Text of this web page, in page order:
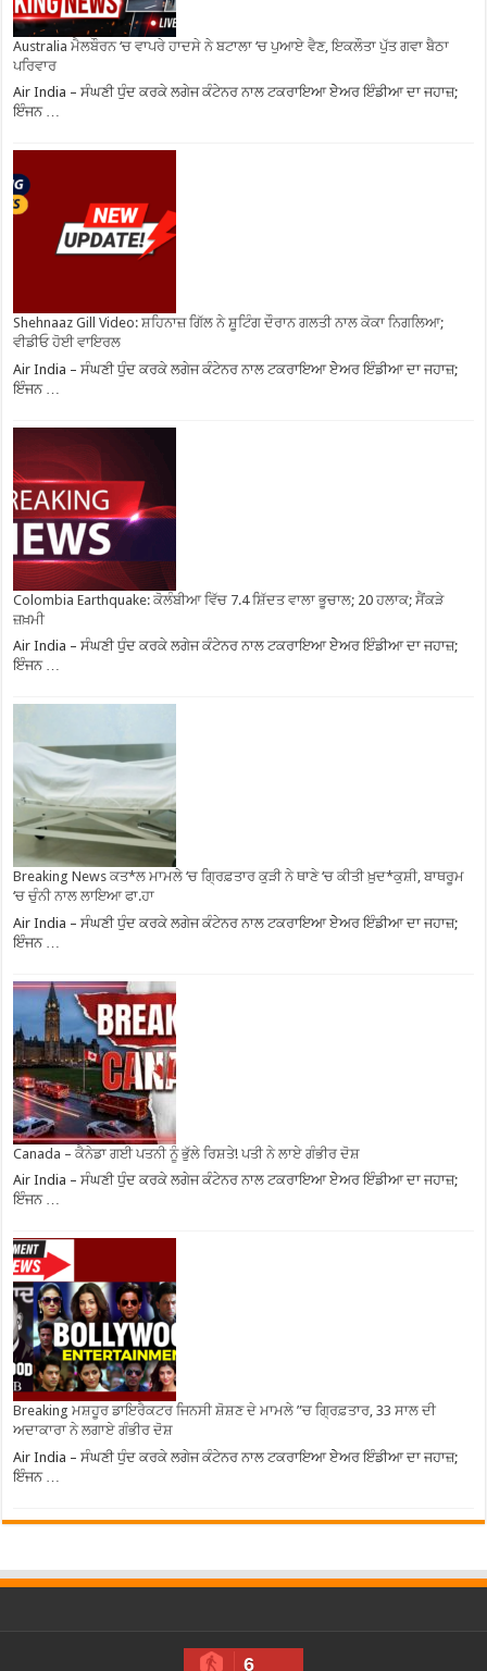
Australia ਮੈਲਬੌਰਨ ‘ਚ ਵਾਪਰੇ ਹਾਦਸੇ ਨੇ ਬਟਾਲਾ ‘ਚ ਪੁਆਏ ਵੈਣ, ਇਕਲੌਤਾ ਪੁੱਤ ਗਵਾ ਬੈਠਾ
ਪਰਿਵਾਰ
Air India – ਸੰਘਣੀ ਧੁੰਦ ਕਰਕੇ ਲਗੇਜ ਕੰਟੇਨਰ ਨਾਲ ਟਕਰਾਇਆ ਏੇਅਰ ਇੰਡੀਆ ਦਾ ਜਹਾਜ਼;
ਇੰਜਨ …
Shehnaaz Gill Video: ਸ਼ਹਿਨਾਜ਼ ਗਿੱਲ ਨੇ ਸ਼ੂਟਿੰਗ ਦੌਰਾਨ ਗਲਤੀ ਨਾਲ ਕੋਕਾ ਨਿਗਲਿਆ;
ਵੀਡੀਓ ਹੋਈ ਵਾਇਰਲ
Air India – ਸੰਘਣੀ ਧੁੰਦ ਕਰਕੇ ਲਗੇਜ ਕੰਟੇਨਰ ਨਾਲ ਟਕਰਾਇਆ ਏੇਅਰ ਇੰਡੀਆ ਦਾ ਜਹਾਜ਼;
ਇੰਜਨ …
Colombia Earthquake: ਕੋਲੰਬੀਆ ਵਿੱਚ 7.4 ਸ਼ਿੱਦਤ ਵਾਲਾ ਭੂਚਾਲ; 20 ਹਲਾਕ; ਸੈਂਕੜੇ
ਜ਼ਖ਼ਮੀ
Air India – ਸੰਘਣੀ ਧੁੰਦ ਕਰਕੇ ਲਗੇਜ ਕੰਟੇਨਰ ਨਾਲ ਟਕਰਾਇਆ ਏੇਅਰ ਇੰਡੀਆ ਦਾ ਜਹਾਜ਼;
ਇੰਜਨ …
Breaking News ਕਤ*ਲ ਮਾਮਲੇ ‘ਚ ਗ੍ਰਿਫ਼ਤਾਰ ਕੁੜੀ ਨੇ ਥਾਣੇ ‘ਚ ਕੀਤੀ ਖ਼ੁਦ*ਕੁਸ਼ੀ, ਬਾਥਰੂਮ
‘ਚ ਚੁੰਨੀ ਨਾਲ ਲਾਇਆ ਫਾ.ਹਾ
Air India – ਸੰਘਣੀ ਧੁੰਦ ਕਰਕੇ ਲਗੇਜ ਕੰਟੇਨਰ ਨਾਲ ਟਕਰਾਇਆ ਏੇਅਰ ਇੰਡੀਆ ਦਾ ਜਹਾਜ਼;
ਇੰਜਨ …
Canada – ਕੈਨੇਡਾ ਗਈ ਪਤਨੀ ਨੂੰ ਭੁੱਲੇ ਰਿਸ਼ਤੇ! ਪਤੀ ਨੇ ਲਾਏ ਗੰਭੀਰ ਦੋਸ਼
Air India – ਸੰਘਣੀ ਧੁੰਦ ਕਰਕੇ ਲਗੇਜ ਕੰਟੇਨਰ ਨਾਲ ਟਕਰਾਇਆ ਏੇਅਰ ਇੰਡੀਆ ਦਾ ਜਹਾਜ਼;
ਇੰਜਨ …
Breaking ਮਸ਼ਹੂਰ ਡਾਇਰੈਕਟਰ ਜਿਨਸੀ ਸ਼ੋਸ਼ਣ ਦੇ ਮਾਮਲੇ ”ਚ ਗ੍ਰਿਫ਼ਤਾਰ, 33 ਸਾਲ ਦੀ
ਅਦਾਕਾਰਾ ਨੇ ਲਗਾਏ ਗੰਭੀਰ ਦੋਸ਼
Air India – ਸੰਘਣੀ ਧੁੰਦ ਕਰਕੇ ਲਗੇਜ ਕੰਟੇਨਰ ਨਾਲ ਟਕਰਾਇਆ ਏੇਅਰ ਇੰਡੀਆ ਦਾ ਜਹਾਜ਼;
ਇੰਜਨ …
6